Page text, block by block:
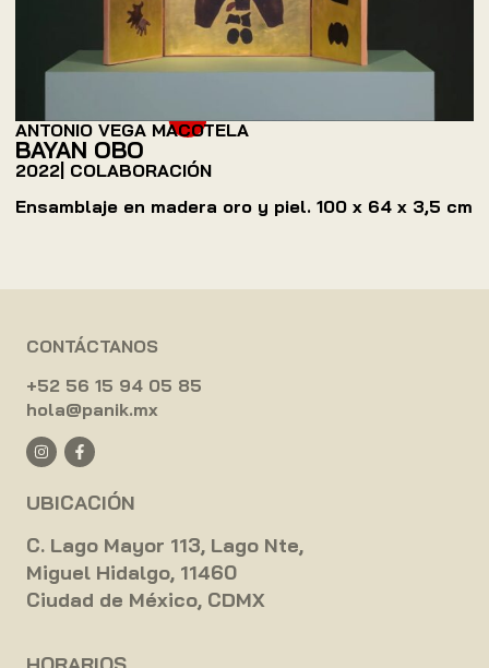
ANTONIO VEGA MACOTELA
BAYAN OBO
2022 | COLABORACIÓN
Ensamblaje en madera oro y piel. 100 x 64 x 3,5 cm
CONTÁCTANOS
+52 56 15 94 05 85
hola@panik.mx
UBICACIÓN
C. Lago Mayor 113, Lago Nte,
Miguel Hidalgo, 11460
Ciudad de México, CDMX